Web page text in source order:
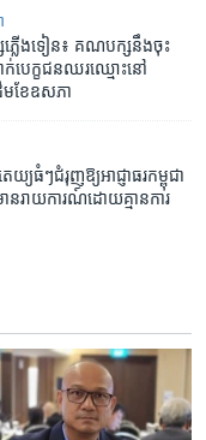
ភ្លើង​ទៀន៖​ គណបក្ស​នឹង​ចុះ​
បេក្ខជន​ឈរ​ឈ្មោះ​នៅ​
ម​ខែ​ឧសភា​​
យ្យ​ធំៗ​ជំរុញ​ឱ្យ​អាជ្ញាធរ​កម្ពុជា​
ាន​រាយការណ៍​ដោយ​គ្មាន​ការ​